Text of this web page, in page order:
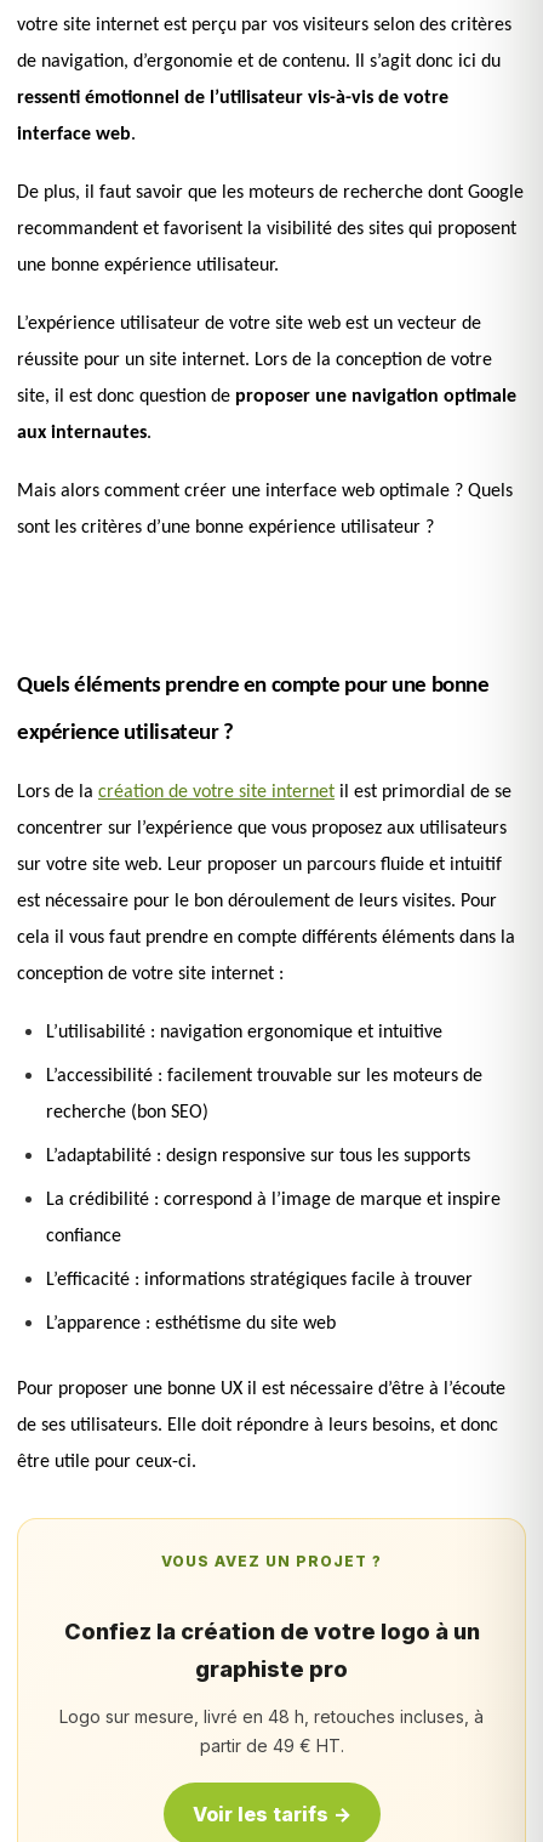
votre site internet est perçu par vos visiteurs selon des critères
de navigation, d’ergonomie et de contenu. Il s’agit donc ici du
ressenti émotionnel de l’utilisateur vis-à-vis de votre
interface web.
De plus, il faut savoir que les moteurs de recherche dont Google
recommandent et favorisent la visibilité des sites qui proposent
une bonne expérience utilisateur.
L’expérience utilisateur de votre site web est un vecteur de
réussite pour un site internet. Lors de la conception de votre
site, il est donc question de proposer une navigation optimale
aux internautes.
Mais alors comment créer une interface web optimale ? Quels
sont les critères d’une bonne expérience utilisateur ?
Quels éléments prendre en compte pour une bonne
expérience utilisateur ?
Lors de la création de votre site internet il est primordial de se
concentrer sur l’expérience que vous proposez aux utilisateurs
sur votre site web. Leur proposer un parcours fluide et intuitif
est nécessaire pour le bon déroulement de leurs visites. Pour
cela il vous faut prendre en compte différents éléments dans la
conception de votre site internet :
L’utilisabilité : navigation ergonomique et intuitive
L’accessibilité : facilement trouvable sur les moteurs de
recherche (bon SEO)
L’adaptabilité : design responsive sur tous les supports
La crédibilité : correspond à l’image de marque et inspire
confiance
L’efficacité : informations stratégiques facile à trouver
L’apparence : esthétisme du site web
Pour proposer une bonne UX il est nécessaire d’être à l’écoute
de ses utilisateurs. Elle doit répondre à leurs besoins, et donc
être utile pour ceux-ci.
VOUS AVEZ UN PROJET ?
Confiez la création de votre logo à un
graphiste pro
Logo sur mesure, livré en 48 h, retouches incluses, à
partir de 49 € HT.
Voir les tarifs →